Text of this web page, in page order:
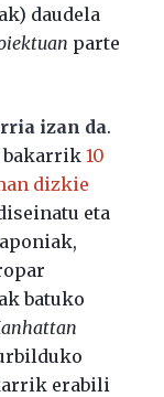
daudela
parte
izan da.
bakarrik 10
dizkie
eta
batuko
erabili